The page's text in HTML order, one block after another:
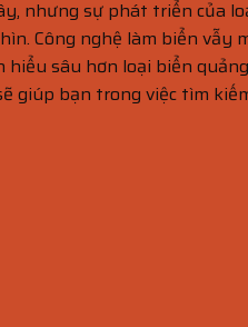
nhưng sự phát triển của
Công nghệ làm biển vẫy
sâu hơn loại biển
giúp bạn trong việc tìm